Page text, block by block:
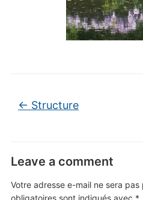
← Structure
Leave a comment
Votre adresse e-mail ne sera pas
obligatoires sont indiqués avec *